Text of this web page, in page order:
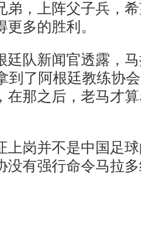
上阵父子兵，希
多的胜利。
队新闻官透露，马
到了阿根廷教练协
在那之后，老马才
并不是中国足球
没有强行命令马拉